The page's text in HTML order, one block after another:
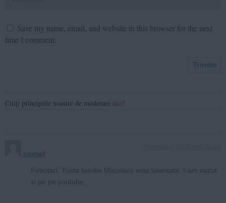
Save my name, email, and website in this browser for the next
time I comment.
Citiți principiile noastre de moderare aici !
cornel